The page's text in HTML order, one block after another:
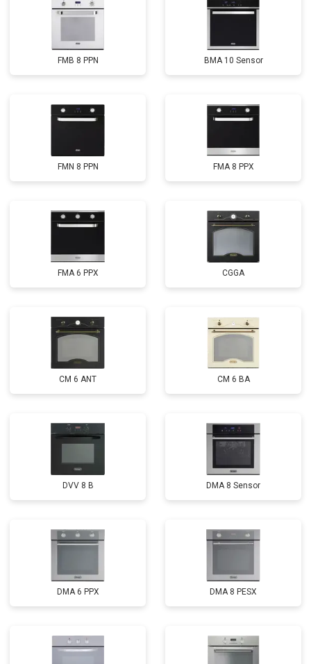
FMB 8 PPN BMA 10 Sensor
FMN 8 PPN FMA 8 PPX
FMA 6 PPX CGGA
CM 6 ANT CM 6 BA
DVV 8 B DMA 8 Sensor
DMA 6 PPX DMA 8 PESX